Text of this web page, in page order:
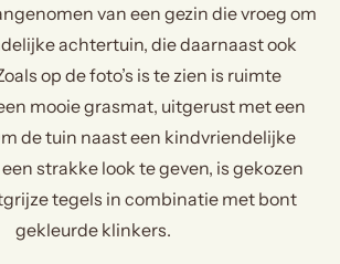
van een gezin die vroeg om
achtertuin, die daarnaast ook
op de foto’s is te zien is ruimte
mooie grasmat, uitgerust met een
de tuin naast een kindvriendelijke
strakke look te geven, is gekozen
tegels in combinatie met bont
gekleurde klinkers.